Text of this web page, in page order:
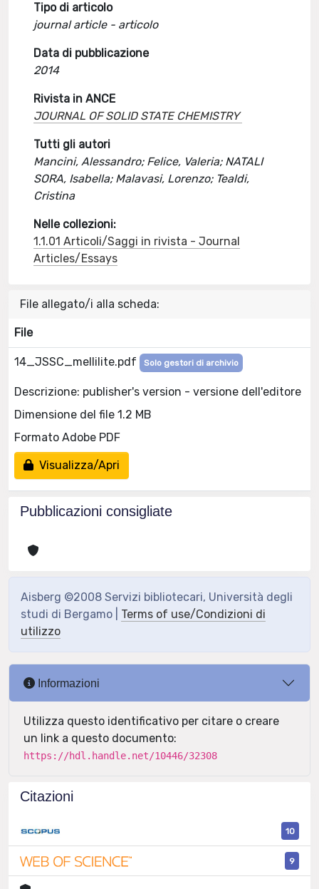
Tipo di articolo
journal article - articolo
Data di pubblicazione
2014
Rivista in ANCE
JOURNAL OF SOLID STATE CHEMISTRY
Tutti gli autori
Mancini, Alessandro; Felice, Valeria; NATALI
SORA, Isabella; Malavasi, Lorenzo; Tealdi,
Cristina
Nelle collezioni:
1.1.01 Articoli/Saggi in rivista - Journal
Articles/Essays
File allegato/i alla scheda:
File
14_JSSC_mellilite.pdf Solo gestori di archivio
Descrizione: publisher's version - versione dell'editore
Dimensione del file 1.2 MB
Formato Adobe PDF
Visualizza/Apri
Pubblicazioni consigliate
Aisberg ©2008 Servizi bibliotecari, Università degli
studi di Bergamo | Terms of use/Condizioni di
utilizzo
Informazioni
Utilizza questo identificativo per citare o creare
un link a questo documento:
https://hdl.handle.net/10446/32308
Citazioni
10
9